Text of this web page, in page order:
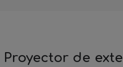
Proyector de